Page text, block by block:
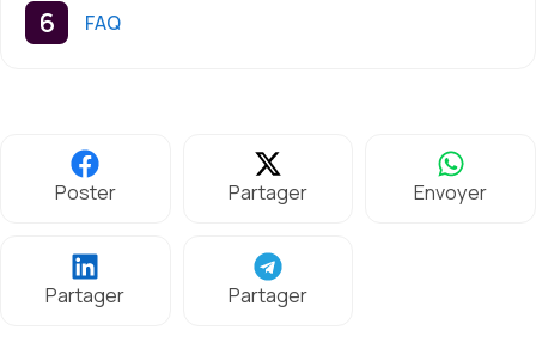
FAQ
Poster Partager Envoyer
Partager Partager